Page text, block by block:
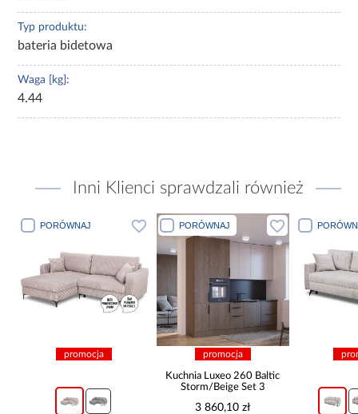
Typ produktu:
bateria bidetowa
Waga [kg]:
4.44
Inni Klienci sprawdzali również
PORÓWNAJ
promocja
PORÓWNAJ
promocja
Kuchnia Luxeo 260 Baltic
Storm/Beige Set 3
3 860,10 zł